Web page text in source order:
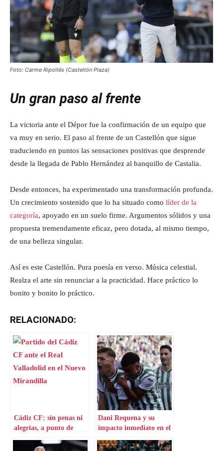
Foto: Carme Ripollés (Castellón Plaza)
Un gran paso al frente
La victoria ante el Dépor fue la confirmación de un equipo que
va muy en serio. El paso al frente de un Castellón que sigue
traduciendo en puntos las sensaciones positivas que desprende
desde la llegada de Pablo Hernández al banquillo de Castalia.
Desde entonces, ha experimentado una transformación profunda.
Un crecimiento sostenido que lo ha situado como líder de la
categoría, apoyado en un suelo firme. Argumentos sólidos y una
propuesta tremendamente eficaz, pero dotada, al mismo tiempo,
de una belleza singular.
Así es este Castellón. Pura poesía en verso. Música celestial.
Realza el arte sin renunciar a la practicidad. Hace práctico lo
bonito y bonito lo práctico.
RELACIONADO:
Cádiz CF: sin penas ni
alegrías, a punto de
Dani Requena y su
impacto inmediato en el